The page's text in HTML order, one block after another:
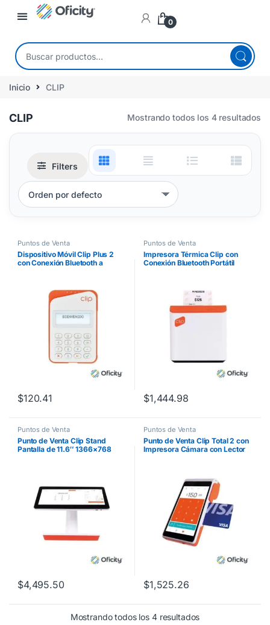
0
Inicio CLIP
CLIP Mostrando todos los 4 resultados
Filters
Puntos de Venta
Dispositivo Móvil Clip Plus 2
con Conexión Bluetooth a
$120.41
Puntos de Venta
Impresora Térmica Clip con
Conexión Bluetooth Portátil
$1,444.98
Puntos de Venta
Punto de Venta Clip Stand
Pantalla de 11.6″ 1366×768
$4,495.50
Puntos de Venta
Punto de Venta Clip Total 2 con
Impresora Cámara con Lector
$1,525.26
Mostrando todos los 4 resultados